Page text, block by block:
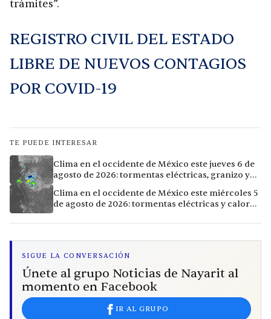
trámites”.
REGISTRO CIVIL DEL ESTADO
LIBRE DE NUEVOS CONTAGIOS
POR COVID-19
TE PUEDE INTERESAR
Clima en el occidente de México este jueves 6 de
agosto de 2026: tormentas eléctricas, granizo y
Clima en el occidente de México este miércoles 5
de agosto de 2026: tormentas eléctricas y calor
SIGUE LA CONVERSACIÓN
Únete al grupo Noticias de Nayarit al
momento en Facebook
IR AL GRUPO